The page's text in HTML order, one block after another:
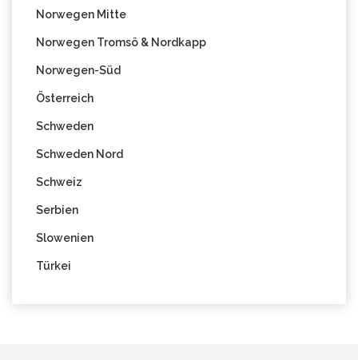
Norwegen Mitte
Norwegen Tromsö & Nordkapp
Norwegen-Süd
Österreich
Schweden
Schweden Nord
Schweiz
Serbien
Slowenien
Türkei